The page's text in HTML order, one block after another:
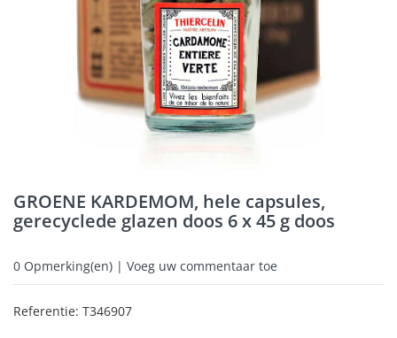
GROENE KARDEMOM, hele capsules,
gerecyclede glazen doos 6 x 45 g doos
0 Opmerking(en) | Voeg uw commentaar toe
Referentie: T346907